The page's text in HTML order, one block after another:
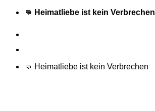
Zum
👊 Heimatliebe ist kein Verbrechen
👊 Heimatliebe ist kein Verbrechen